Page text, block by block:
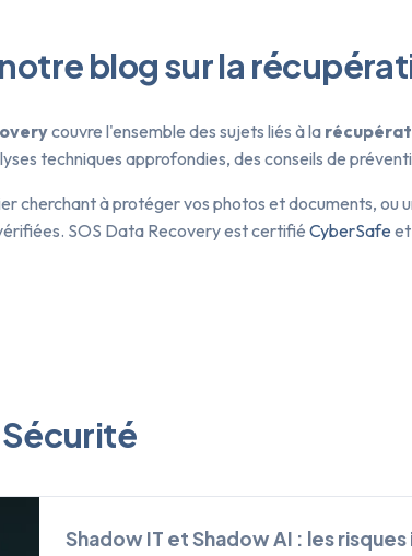
blog sur la
couvre l'ensemble des sujets liés à la
techniques approfondies, des conseils de
cherchant à protéger vos photos et documents, ou
SOS Data Recovery est certifié CyberSafe
Shadow IT et Shadow AI : les risques